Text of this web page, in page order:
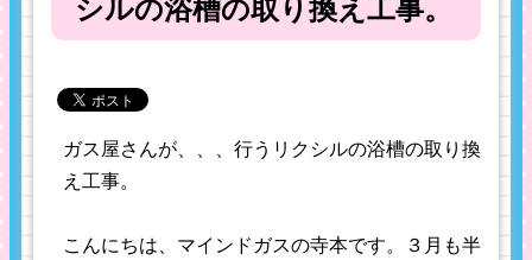
シルの浴槽の取り換え工事。
ガス屋さんが、、、行うリクシルの浴槽の取り換
え工事。
こんにちは、マインドガスの寺本です。３月も半